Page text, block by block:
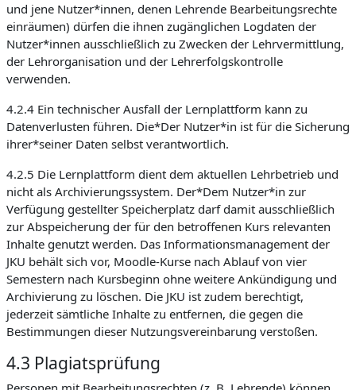
und jene Nutzer*innen, denen Lehrende Bearbeitungsrechte
einräumen) dürfen die ihnen zugänglichen Logdaten der
Nutzer*innen ausschließlich zu Zwecken der Lehrvermittlung,
der Lehrorganisation und der Lehrerfolgskontrolle
verwenden.
4.2.4 Ein technischer Ausfall der Lernplattform kann zu
Datenverlusten führen. Die*Der Nutzer*in ist für die Sicherung
ihrer*seiner Daten selbst verantwortlich.
4.2.5 Die Lernplattform dient dem aktuellen Lehrbetrieb und
nicht als Archivierungssystem. Der*Dem Nutzer*in zur
Verfügung gestellter Speicherplatz darf damit ausschließlich
zur Abspeicherung der für den betroffenen Kurs relevanten
Inhalte genutzt werden. Das Informationsmanagement der
JKU behält sich vor, Moodle-Kurse nach Ablauf von vier
Semestern nach Kursbeginn ohne weitere Ankündigung und
Archivierung zu löschen. Die JKU ist zudem berechtigt,
jederzeit sämtliche Inhalte zu entfernen, die gegen die
Bestimmungen dieser Nutzungsvereinbarung verstoßen.
4.3 Plagiatsprüfung